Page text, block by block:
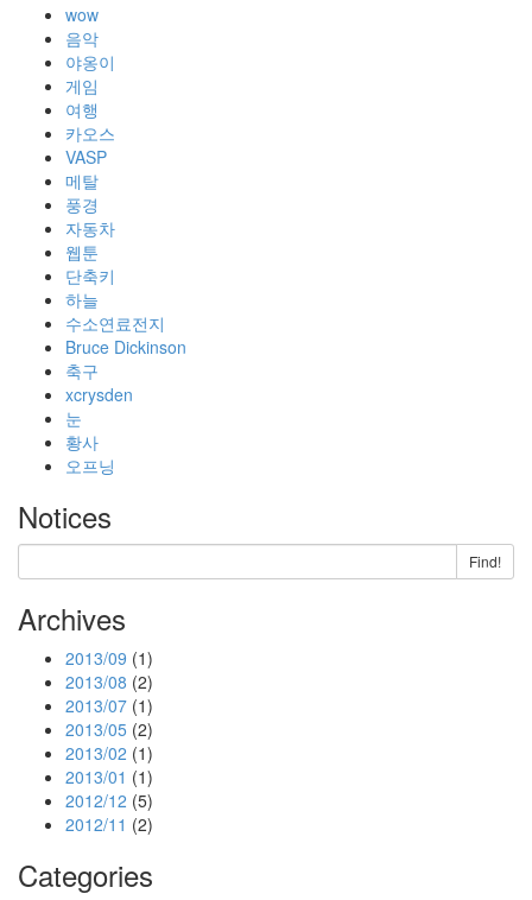
wow
음악
야옹이
게임
여행
카오스
VASP
메탈
풍경
자동차
웹툰
단축키
하늘
수소연료전지
Bruce Dickinson
축구
xcrysden
눈
황사
오프닝
Notices
Find!
Archives
2013/09 (1)
2013/08 (2)
2013/07 (1)
2013/05 (2)
2013/02 (1)
2013/01 (1)
2012/12 (5)
2012/11 (2)
Categories